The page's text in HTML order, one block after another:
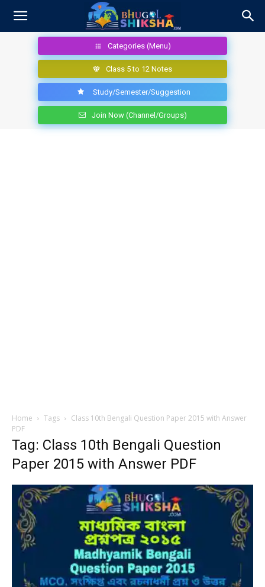
Categories (Menu)
Class 5 to 12 Notes
Study/Semester/Suggestion
Join Now (Channel/Groups)
Home Tags
Class 10th Bengali Question Paper 2015 with Answer
PDF
Tag: Class 10th Bengali Question
Paper 2015 with Answer PDF